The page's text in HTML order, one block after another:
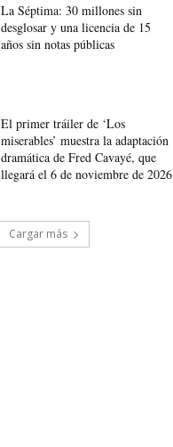
La Séptima: 30 millones sin
desglosar y una licencia de 15
años sin notas públicas
El primer tráiler de ‘Los
miserables’ muestra la adaptación
dramática de Fred Cavayé, que
llegará el 6 de noviembre de 2026
Cargar más